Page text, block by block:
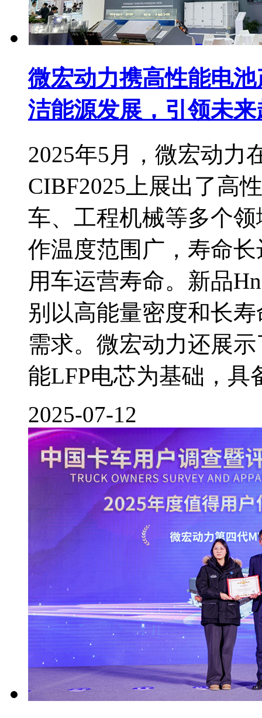
微宏动力携高性能电
洁能源发展，引领未来
2025年5月，微宏动力
CIBF2025上展出了高
车、工程机械等多个
作温度范围广，寿命
用车运营寿命。新品
别以高能量密度和长
需求。微宏动力还展
能LFP电芯为基础，具
2025-07-12